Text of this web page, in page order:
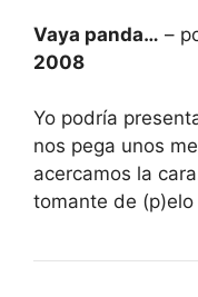
Vaya panda… –
2008
Yo podría
nos pega unos
acercamos la
tomante de (p)elo